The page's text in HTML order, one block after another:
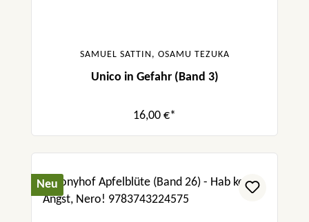
SAMUEL SATTIN, OSAMU TEZUKA
Unico in Gefahr (Band 3)
16,00 €*
Neu